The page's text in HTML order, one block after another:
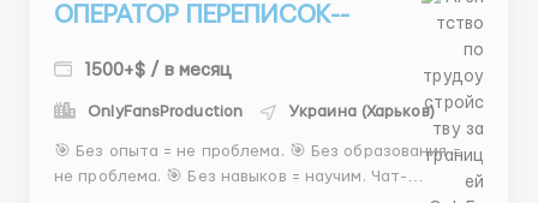
ОПЕРАТОР ПЕРЕПИСОК--
1500+$ / в месяц
OnlyFansProduction Украина (Харьков)
🎯 Без опыта = не проблема. 🎯 Без образования =
не проблема. 🎯 Без навыков = научим. Чат-